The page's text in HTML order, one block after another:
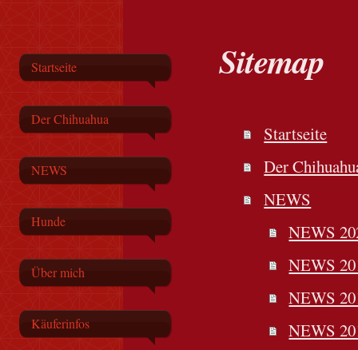
Startseite
Der Chihuahua
NEWS
Hunde
Über mich
Käuferinfos
Sitemap
Startseite
Der
NEWS
NEWS
NEWS
NEWS
NEWS